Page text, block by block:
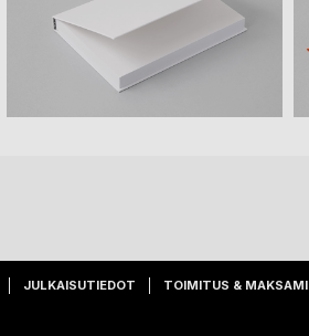
JULKAISUTIEDOT TOIMITUS &